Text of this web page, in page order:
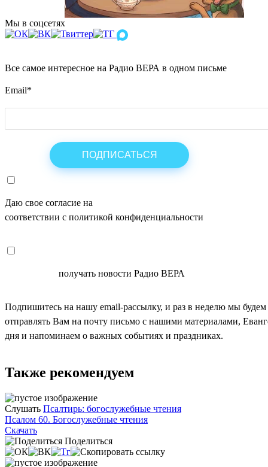
Мы в соцсетях
Все самое интересное на Радио ВЕРА в одном письме
Email*
Даю свое согласие на
соответствии с политикой конфиденциальности
получать новости Радио ВЕРА
Подпишитесь на нашу email-рассылку, и раз в неделю мы будем
отправлять Вам на почту письмо с нашими материалами,
дня и напоминаем о важных событиях и праздниках.
Также рекомендуем
Слушать Псалтирь: богослужебные чтения
Псалом 60. Богослужебные чтения
Скачать
Поделиться